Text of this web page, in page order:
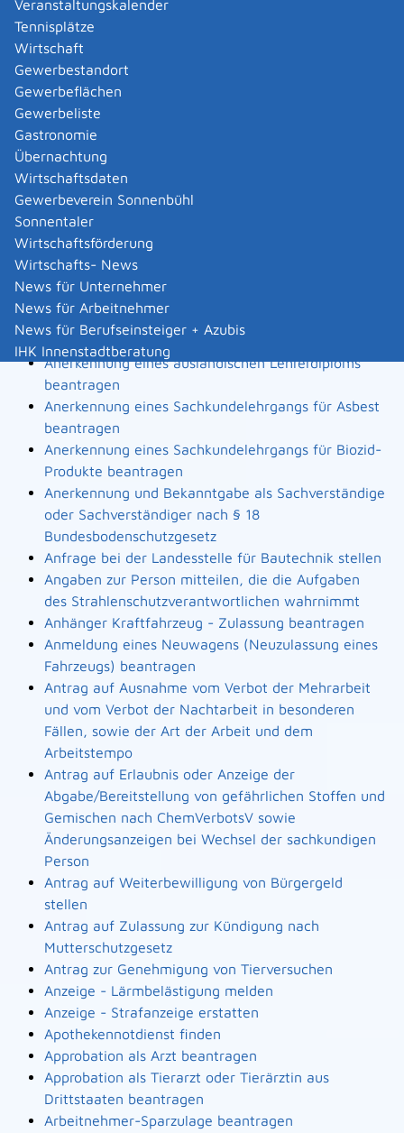
Veranstaltungskalender
Tennisplätze
Wirtschaft
Gewerbestandort
Gewerbeflächen
Gewerbeliste
Gastronomie
Übernachtung
Wirtschaftsdaten
Gewerbeverein Sonnenbühl
Sonnentaler
Wirtschaftsförderung
Wirtschafts- News
News für Unternehmer
News für Arbeitnehmer
News für Berufseinsteiger + Azubis
IHK Innenstadtberatung
Änderung der Gemeinschaftslizenz beantragen
Änderung des Entwicklungsziels einer Ökokonto-
Maßnahme beantragen
Änderung des Wohnsitzes innerhalb derselben
Stadt oder Gemeinde melden
Änderung nach Beantragung oder bei Bezug von
Bürgergeld mitteilen
Änderung persönlicher Daten der Hochschule
mitteilen
Änderungen an die Krankenkasse melden
Anerkennung als gemeinnützige Stiftung
beantragen
Anerkennung als Pharmaberater beantragen
Anerkennung als Prüf-, Zertifizierung- oder
Überwachungsstelle (PÜZ-Stelle) nach
Landesbauordnung
Anerkennung eines ausländischen Lehrerdiploms
beantragen
Anerkennung eines Sachkundelehrgangs für Asbest
beantragen
Anerkennung eines Sachkundelehrgangs für Biozid-
Produkte beantragen
Anerkennung und Bekanntgabe als Sachverständige
oder Sachverständiger nach § 18
Bundesbodenschutzgesetz
Anfrage bei der Landesstelle für Bautechnik stellen
Angaben zur Person mitteilen, die die Aufgaben
des Strahlenschutzverantwortlichen wahrnimmt
Anhänger Kraftfahrzeug - Zulassung beantragen
Anmeldung eines Neuwagens (Neuzulassung eines
Fahrzeugs) beantragen
Antrag auf Ausnahme vom Verbot der Mehrarbeit
und vom Verbot der Nachtarbeit in besonderen
Fällen, sowie der Art der Arbeit und dem
Arbeitstempo
Antrag auf Erlaubnis oder Anzeige der
Abgabe/Bereitstellung von gefährlichen Stoffen und
Gemischen nach ChemVerbotsV sowie
Änderungsanzeigen bei Wechsel der sachkundigen
Person
Antrag auf Weiterbewilligung von Bürgergeld
stellen
Antrag auf Zulassung zur Kündigung nach
Mutterschutzgesetz
Antrag zur Genehmigung von Tierversuchen
Anzeige - Lärmbelästigung melden
Anzeige - Strafanzeige erstatten
Apothekennotdienst finden
Approbation als Arzt beantragen
Approbation als Tierarzt oder Tierärztin aus
Drittstaaten beantragen
Arbeitnehmer-Sparzulage beantragen